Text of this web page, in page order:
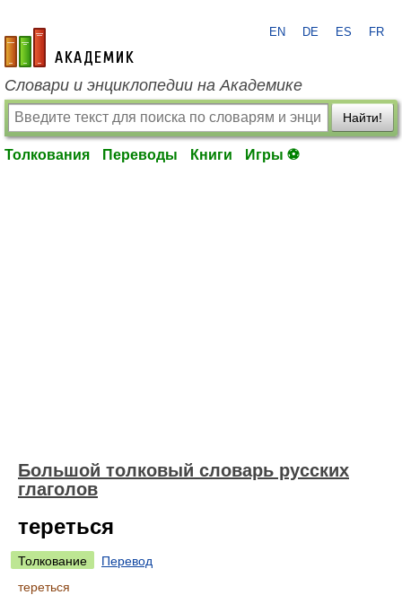
academic.ru
EN DE ES FR
Словари и энциклопедии на Академике
Найти!
Толкования Переводы Книги Игры ⚽
Большой толковый словарь русских
глаголов
тереться
Толкование
Перевод
тереться